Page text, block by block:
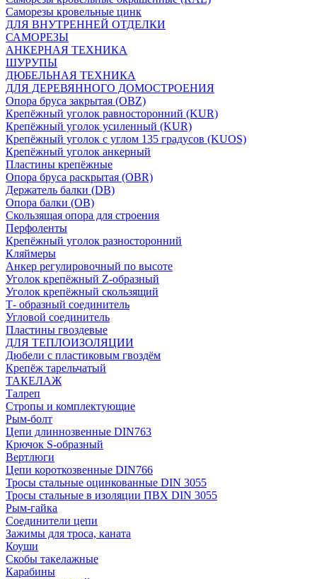
Саморезы кровельные цинк
ДЛЯ ВНУТРЕННЕЙ ОТДЕЛКИ
САМОРЕЗЫ
АНКЕРНАЯ ТЕХНИКА
ШУРУПЫ
ДЮБЕЛЬНАЯ ТЕХНИКА
ДЛЯ ДЕРЕВЯННОГО ДОМОСТРОЕНИЯ
Опора бруса закрытая (OBZ)
Крепёжный уголок равносторонний (KUR)
Крепёжный уголок усиленный (KUR)
Крепёжный уголок с углом 135 градусов (KUOS)
Крепёжный уголок анкерный
Пластины крепёжные
Опора бруса раскрытая (OBR)
Держатель балки (DB)
Опора балки (ОВ)
Скользящая опора для строения
Перфоленты
Крепёжный уголок разносторонний
Кляймеры
Анкер регулировочный по высоте
Уголок крепёжный Z-образный
Уголок крепёжный скользящий
Т- образный соединитель
Угловой соединитель
Пластины гвоздевые
ДЛЯ ТЕПЛОИЗОЛЯЦИИ
Дюбели с пластиковым гвоздём
Крепёж тарельчатый
ТАКЕЛАЖ
Талреп
Стропы и комплектующие
Рым-болт
Цепи длиннозвенные DIN763
Крючок S-образный
Вертлюги
Цепи короткозвенные DIN766
Тросы стальные оцинкованные DIN 3055
Тросы стальные в изоляции ПВХ DIN 3055
Рым-гайка
Соединители цепи
Зажимы для троса, каната
Коуши
Скобы такелажные
Карабины